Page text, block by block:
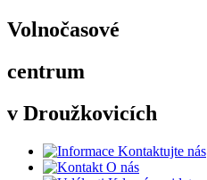
Volnočasové
centrum
v Droužkovicích
Kontaktujte nás
O nás